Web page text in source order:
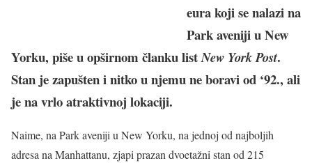
eura koji se nalazi na
Park aveniji u New
Yorku, piše u opširnom članku listNew York Post.
Stan je zapušten i nitko u njemu ne boravi od ‘92., ali
je na vrlo atraktivnoj lokaciji.
Naime, na Park aveniji u New Yorku, na jednoj od najboljih
adresa na Manhattanu, zjapi prazan dvoetažni stan od 215